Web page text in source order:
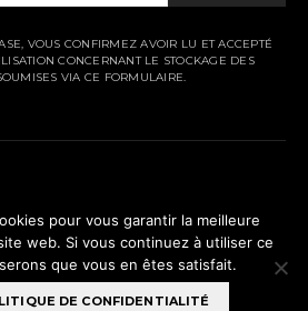
VOUS CONFIRMEZ AVOIR LU ET ACCEPTÉ
CONCERNANT LE STOCKAGE DES
VIA CE FORMULAIRE.
2026
pour vous garantir la meilleure
web. Si vous continuez à utiliser ce
que vous en êtes satisfait.
DE CONFIDENTIALITÉ